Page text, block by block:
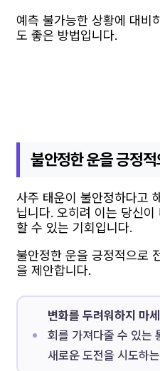
예측 불가능한 상황에 대비
도 좋은 방법입니다.
불안정한 운을 긍정
사주 태운이 불안정하다고
닙니다. 오히려 이는 당신
할 수 있는 기회입니다.
불안정한 운을 긍정적으로
을 제안합니다.
변화를 두려워하지 마
회를 가져다줄 수 있는
새로운 도전을 시도하